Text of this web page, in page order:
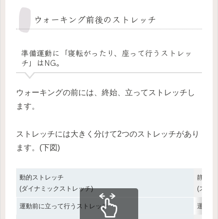
ウォーキング前後のストレッチ
準備運動に「寝転がったり、座って行うストレッ
チ」はNG。
ウォーキングの前には、終始、立ってストレッチし
ます。
ストレッチには大きく分けて2つのストレッチがあり
ます。(下図)
動的ストレッチ
(ダイナミックストレッチ)
静的ス
(スタ
運動前に立って行うストレッチ 運動後